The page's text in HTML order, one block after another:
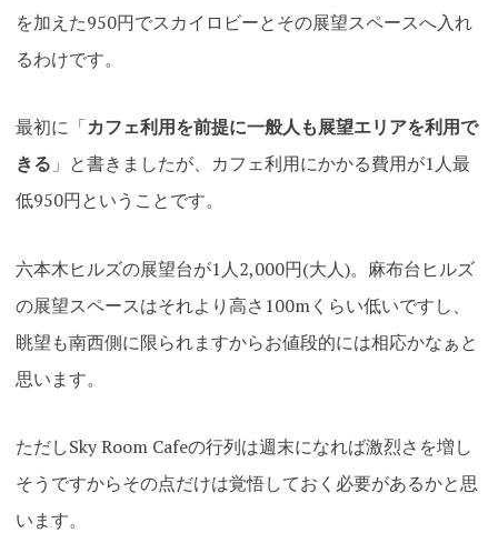
を加えた950円でスカイロビーとその展望スペースへ入れ
るわけです。
最初に「カフェ利用を前提に一般人も展望エリアを利用で
きる 」と書きましたが、カフェ利用にかかる費用が1人最
低950円ということです。
六本木ヒルズの展望台が1人2,000円(大人)。麻布台ヒルズ
の展望スペースはそれより高さ100mくらい低いですし、
眺望も南西側に限られますからお値段的には相応かなぁと
思います。
ただしSky Room Cafeの行列は週末になれば激烈さを増し
そうですからその点だけは覚悟しておく必要があるかと思
います。